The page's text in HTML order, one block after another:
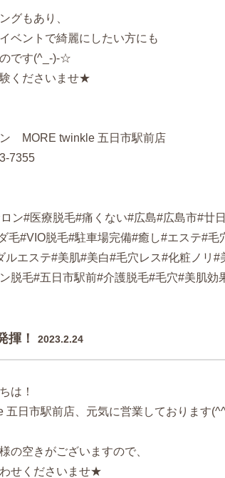
グもあり、
ベントで綺麗にしたい方にも
です(^_-)-☆
くださいませ★
MORE twinkle 五日市駅前店
7355
ン#医療脱毛#痛くない#広島#広島市#廿
毛#VIO脱毛#駐車場完備#癒し#エステ#毛
ルエステ#美肌#美白#毛穴レス#化粧ノリ
脱毛#五日市駅前#介護脱毛#毛穴#美肌効
揮！ 2023.2.24
は！
五日市駅前店、元気に営業しております
の空きがございますので、
せくださいませ★